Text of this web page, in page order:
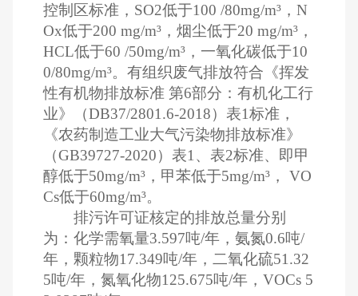
控制区标准，SO2低于100 /80mg/m³，N
Ox低于200 mg/m³，烟尘低于20 mg/m³，
HCL低于60 /50mg/m³，一氧化碳低于10
0/80mg/m³。有组织废气排放符合《挥发
性有机物排放标准 第6部分：有机化工行
业》（DB37/2801.6-2018）表1标准，
《农药制造工业大气污染物排放标准》
（GB39727-2020）表1、表2标准、即甲
醇低于50mg/m³，甲苯低于5mg/m³， VO
Cs低于60mg/m³。
排污许可证核定的排放总量分别
为：化学需氧量3.597吨/年，氨氮0.6吨/
年，颗粒物17.349吨/年，二氧化硫51.32
5吨/年，氮氧化物125.675吨/年，VOCs 5